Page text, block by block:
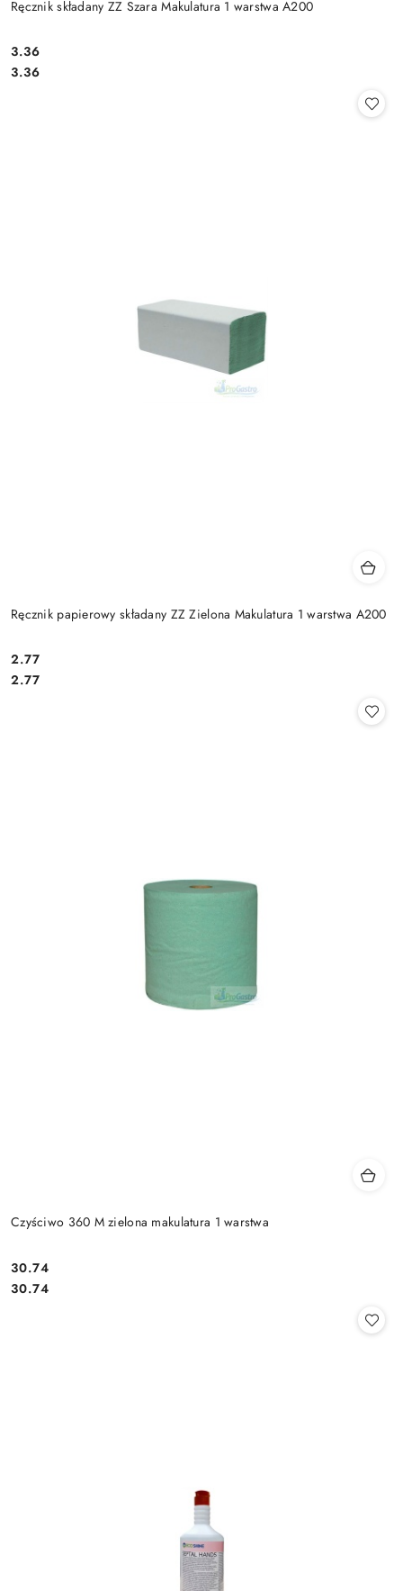
Ręcznik składany ZZ Szara Makulatura 1 warstwa A200
Cena:
3.36
Cena:
3.36
Ręcznik papierowy składany ZZ Zielona Makulatura 1 warstwa A200
Cena:
2.77
Cena:
2.77
Czyściwo 360 M zielona makulatura 1 warstwa
Cena:
30.74
Cena:
30.74